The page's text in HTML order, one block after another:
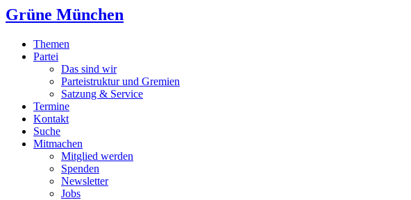
Grüne München
Themen
Partei
Das sind wir
Parteistruktur und Gremien
Satzung & Service
Termine
Kontakt
Suche
Mitmachen
Mitglied werden
Spenden
Newsletter
Jobs